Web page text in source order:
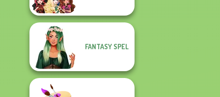
FANTASY SPEL